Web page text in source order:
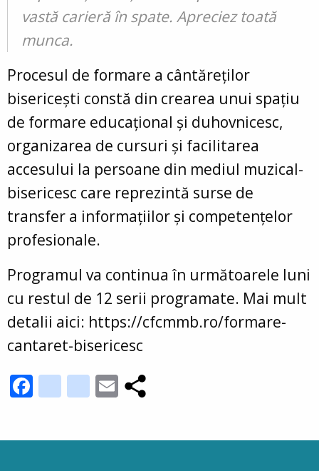
vastă carieră în spate. Apreciez toată
munca.
Procesul de formare a cântăreților
bisericești constă din crearea unui spațiu
de formare educațional și duhovnicesc,
organizarea de cursuri și facilitarea
accesului la persoane din mediul muzical-
bisericesc care reprezintă surse de
transfer a informațiilor și competențelor
profesionale.
Programul va continua în următoarele luni
cu restul de 12 serii programate. Mai mult
detalii aici: https://cfcmmb.ro/formare-
cantaret-bisericesc
Facebook
youtube_channel
instagram
Email